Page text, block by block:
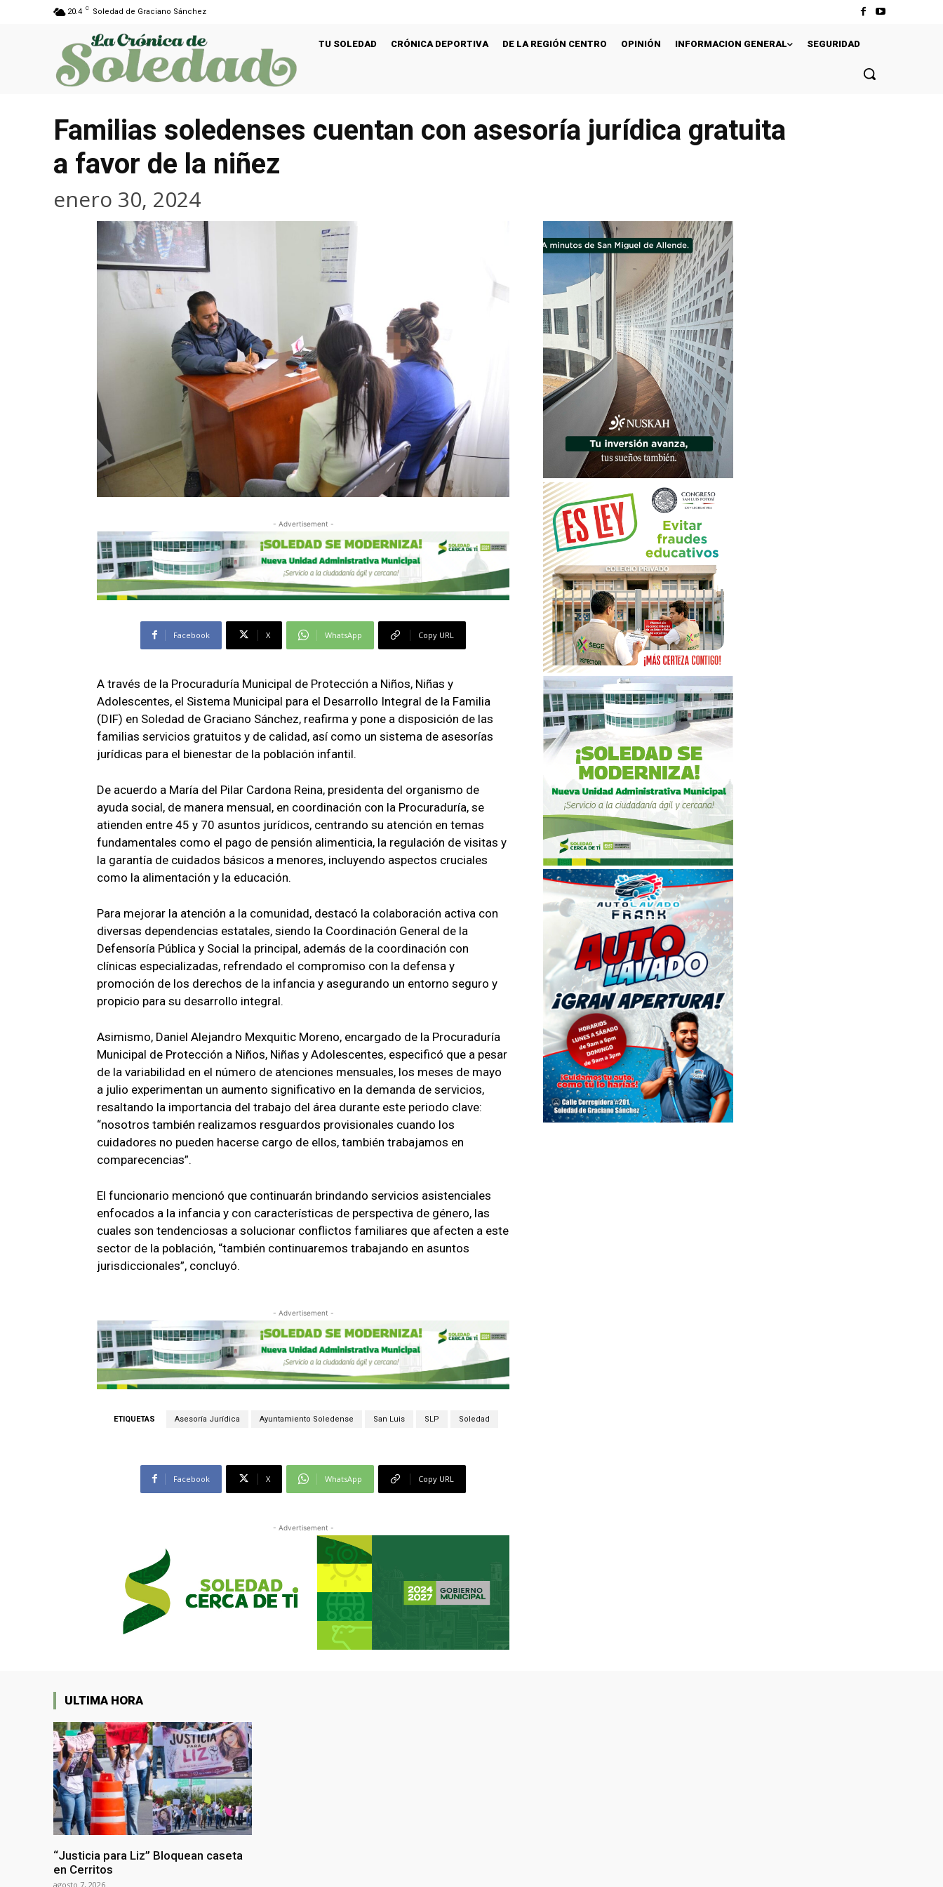
20.4 C Soledad de Graciano Sánchez
TU SOLEDAD CRÓNICA DEPORTIVA DE LA REGIÓN CENTRO OPINIÓN INFORMACION GENERAL SEGURIDAD
Familias soledenses cuentan con asesoría jurídica gratuita
a favor de la niñez
enero 30, 2024
- Advertisement -
Facebook X WhatsApp Copy URL
A través de la Procuraduría Municipal de Protección a Niños, Niñas y
Adolescentes, el Sistema Municipal para el Desarrollo Integral de la Familia
(DIF) en Soledad de Graciano Sánchez, reafirma y pone a disposición de las
familias servicios gratuitos y de calidad, así como un sistema de asesorías
jurídicas para el bienestar de la población infantil.
De acuerdo a María del Pilar Cardona Reina, presidenta del organismo de
ayuda social, de manera mensual, en coordinación con la Procuraduría, se
atienden entre 45 y 70 asuntos jurídicos, centrando su atención en temas
fundamentales como el pago de pensión alimenticia, la regulación de visitas y
la garantía de cuidados básicos a menores, incluyendo aspectos cruciales
como la alimentación y la educación.
Para mejorar la atención a la comunidad, destacó la colaboración activa con
diversas dependencias estatales, siendo la Coordinación General de la
Defensoría Pública y Social la principal, además de la coordinación con
clínicas especializadas, refrendado el compromiso con la defensa y
promoción de los derechos de la infancia y asegurando un entorno seguro y
propicio para su desarrollo integral.
Asimismo, Daniel Alejandro Mexquitic Moreno, encargado de la Procuraduría
Municipal de Protección a Niños, Niñas y Adolescentes, especificó que a pesar
de la variabilidad en el número de atenciones mensuales, los meses de mayo
a julio experimentan un aumento significativo en la demanda de servicios,
resaltando la importancia del trabajo del área durante este periodo clave:
“nosotros también realizamos resguardos provisionales cuando los
cuidadores no pueden hacerse cargo de ellos, también trabajamos en
comparecencias”.
El funcionario mencionó que continuarán brindando servicios asistenciales
enfocados a la infancia y con características de perspectiva de género, las
cuales son tendenciosas a solucionar conflictos familiares que afecten a este
sector de la población, “también continuaremos trabajando en asuntos
jurisdiccionales”, concluyó.
- Advertisement -
ETIQUETAS Asesoría Jurídica Ayuntamiento Soledense San Luis SLP Soledad
Facebook X WhatsApp Copy URL
- Advertisement -
ULTIMA HORA
“Justicia para Liz” Bloquean caseta
en Cerritos
agosto 7, 2026